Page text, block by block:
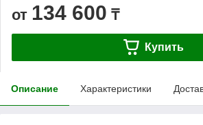
от 134 600 ₸
Купить
Описание Характеристики